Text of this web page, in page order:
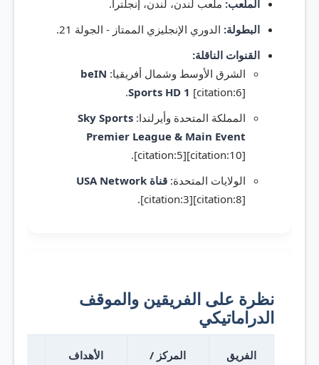
الملعب: ملعب لندن، لندن، إنجلترا.
البطولة: الدوري الإنجليزي الممتاز - الجولة 21.
القنوات الناقلة:
الشرق الأوسط وشمال أفريقيا: beIN
Sports HD 1 [citation:6].
المملكة المتحدة وأيرلندا:Sky Sports
Premier League & Main Event
[citation:5][citation:10].
الولايات المتحدة:قناة USA Network
[citation:3][citation:8].
نظرة على الفريقين والموقف
الدراماتيكي
الفريق
المركز /
الأهداف